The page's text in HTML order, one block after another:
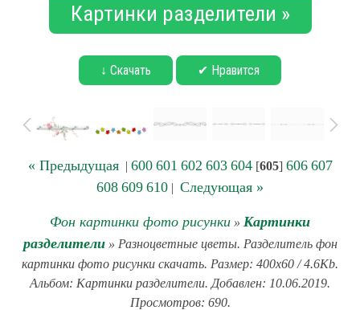
Картинки разделители »
↓ Скачать ✔ Нравится
« Предыдущая| 600 601 602 603 604[605] 606 607
608 609 610 | Следующая »
Фон картинки фото рисунки » Картинки
разделители» Разноцветные цветы. Разделитель фон
картинки фото рисунки скачать. Размер: 400x60 / 4.6Kb.
Альбом: Картинки разделители. Добавлен: 10.06.2019.
Просмотров: 690.